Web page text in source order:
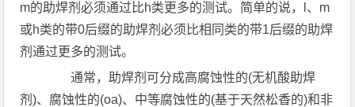
m的助焊剂必须通过比h类更多的测试。简单的说，l、m
或h类的带0后缀的助焊剂必须比相同类的带1后缀的助焊
剂通过更多的测试。
通常，助焊剂可分成高腐蚀性的(无机酸助焊
剂)、腐蚀性的(oa)、中等腐蚀性的(基于天然松香的)和非